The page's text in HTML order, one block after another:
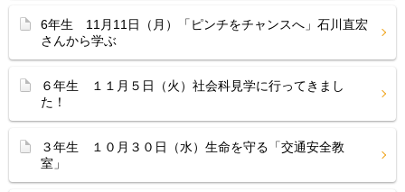
6年生 11月11日（月）「ピンチをチャンスへ」石川直宏
さんから学ぶ
６年生 １１月５日（火）社会科見学に行ってきまし
た！
３年生 １０月３０日（水）生命を守る「交通安全教
室」